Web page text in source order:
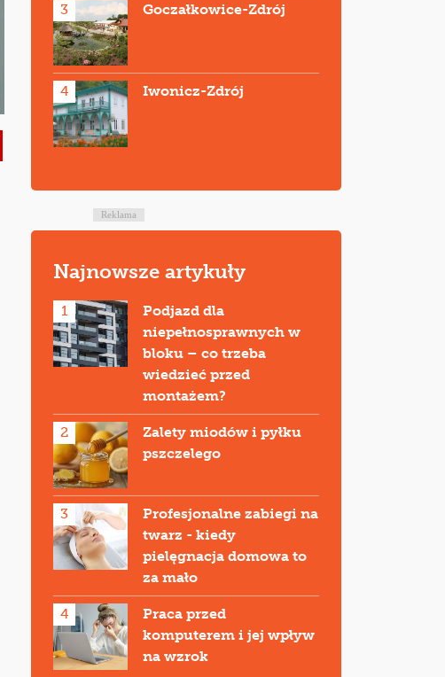
3 Goczałkowice-Zdrój
4 Iwonicz-Zdrój
Reklama
Najnowsze artykuły
1
Podjazd dla
niepełnosprawnych w
bloku – co trzeba
wiedzieć przed
montażem?
2
Zalety miodów i pyłku
pszczelego
3
Profesjonalne zabiegi na
twarz - kiedy
pielęgnacja domowa to
za mało
4
Praca przed
komputerem i jej wpływ
na wzrok